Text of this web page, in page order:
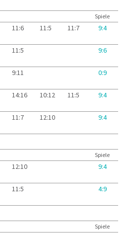
Spiele
11:6 11:5 11:7 9:4
11:5 9:6
9:11 0:9
14:16 10:12 11:5 9:4
11:7 12:10 9:4
Spiele
12:10 9:4
11:5 4:9
Spiele